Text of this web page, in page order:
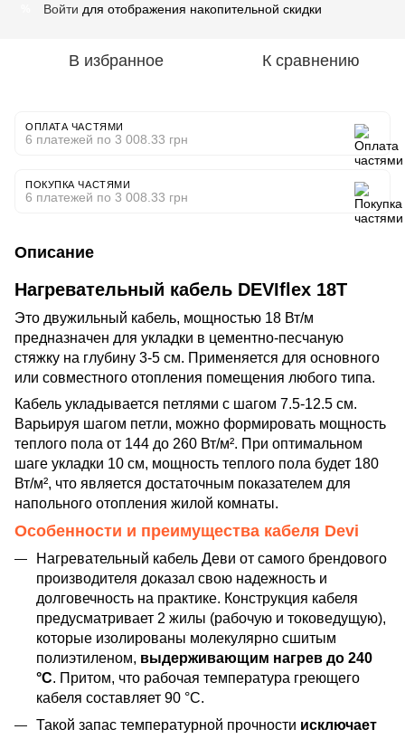
Войти для отображения накопительной скидки
В избранное К сравнению
ОПЛАТА ЧАСТЯМИ
6 платежей по 3 008.33 грн
ПОКУПКА ЧАСТЯМИ
6 платежей по 3 008.33 грн
Описание
Нагревательный кабель DEVIflex 18T
Это двужильный кабель, мощностью 18 Вт/м
предназначен для укладки в цементно-песчаную
стяжку на глубину 3-5 см. Применяется для основного
или совместного отопления помещения любого типа.
Кабель укладывается петлями с шагом 7.5-12.5 см.
Варьируя шагом петли, можно формировать мощность
теплого пола от 144 до 260 Вт/м². При оптимальном
шаге укладки 10 см, мощность теплого пола будет 180
Вт/м², что является достаточным показателем для
напольного отопления жилой комнаты.
Особенности и преимущества кабеля Devi
Нагревательный кабель Деви от самого брендового
производителя доказал свою надежность и
долговечность на практике. Конструкция кабеля
предусматривает 2 жилы (рабочую и токоведущую),
которые изолированы молекулярно сшитым
полиэтиленом, выдерживающим нагрев до 240
°C. Притом, что рабочая температура греющего
кабеля составляет 90 °C.
Такой запас температурной прочности исключает